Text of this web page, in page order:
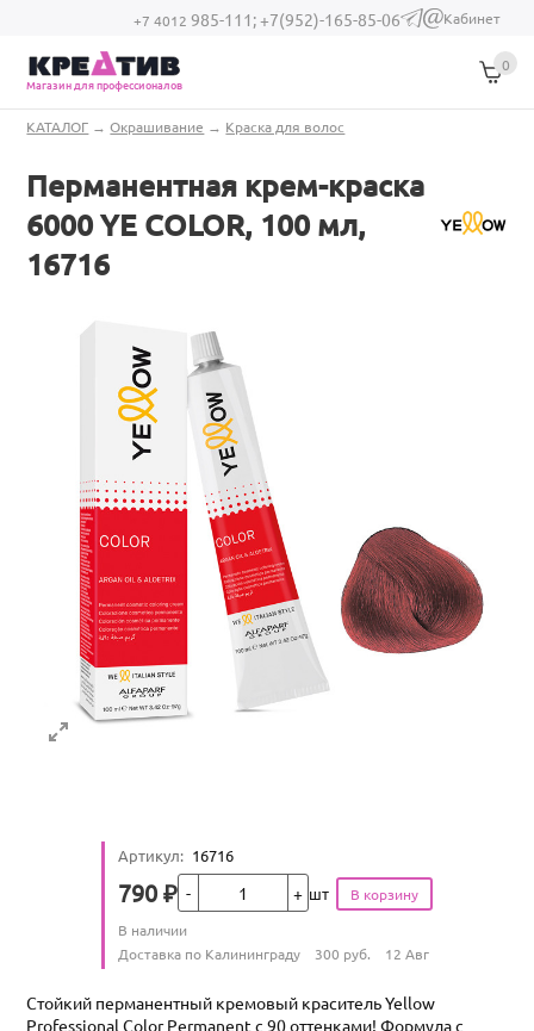
Перейти к основному содержанию
+7 4012 985-111;+7(952)-165-85-06
(link sends e-
Кабинет
Магазин для профессионалов
0
Вы здесь
КАТАЛОГ →Окрашивание → Краска для волос
Перманентная крем-краска
6000 YE COLOR, 100 мл,
16716
Артикул: 16716
Цена
790 ₽ шт
Количество
В наличии
Условия доставки
Доставка по Калининграду 300 руб. 12 Авг
Стойкий перманентный кремовый краситель Yellow
Professional Color Permanent с 90 оттенками! Формула с